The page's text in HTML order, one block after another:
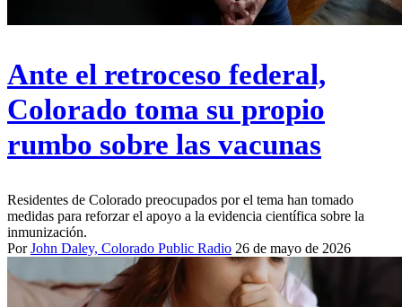
Ante el retroceso federal,
Colorado toma su propio
rumbo sobre las vacunas
Residentes de Colorado preocupados por el tema han tomado
medidas para reforzar el apoyo a la evidencia científica sobre la
inmunización.
PorJohn Daley, Colorado Public Radio 26 de mayo de 2026